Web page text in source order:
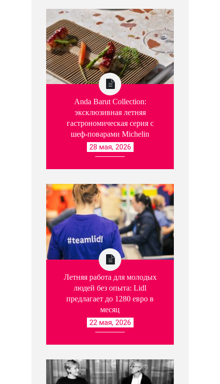
Anda Barut Collection:
эксклюзивная летняя
гастрономическая серия с
шеф-поварами Michelin
28 мая, 2026
Летняя работа для молодых
людей без опыта: Lidl
предлагает до 1280 евро в
месяц
22 мая, 2026